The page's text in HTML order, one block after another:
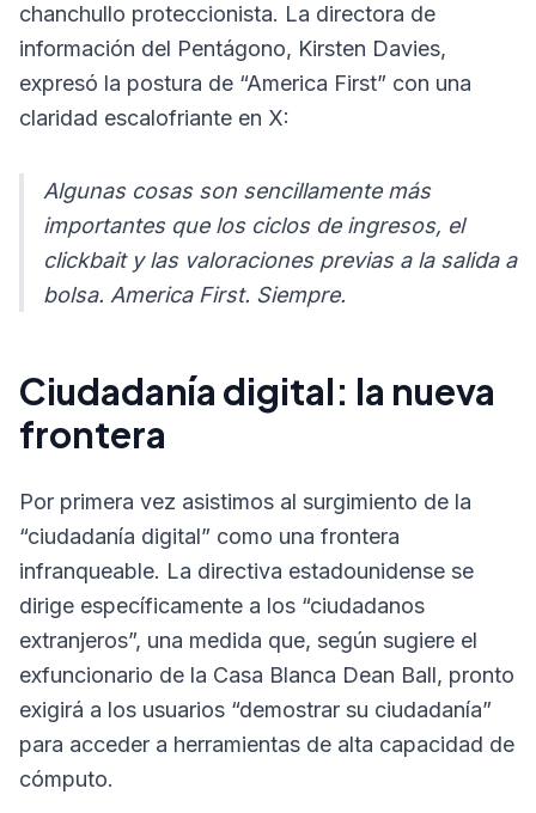
chanchullo proteccionista. La directora de
información del Pentágono, Kirsten Davies,
expresó la postura de “America First” con una
claridad escalofriante en X:
Algunas cosas son sencillamente más
importantes que los ciclos de ingresos, el
clickbait y las valoraciones previas a la salida a
bolsa. America First. Siempre.
Ciudadanía digital: la nueva
frontera
Por primera vez asistimos al surgimiento de la
“ciudadanía digital” como una frontera
infranqueable. La directiva estadounidense se
dirige específicamente a los “ciudadanos
extranjeros”, una medida que, según sugiere el
exfuncionario de la Casa Blanca Dean Ball, pronto
exigirá a los usuarios “demostrar su ciudadanía”
para acceder a herramientas de alta capacidad de
cómputo.